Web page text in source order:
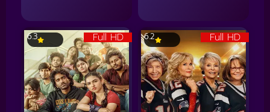
Full HD
6.3 Full HD
6.2